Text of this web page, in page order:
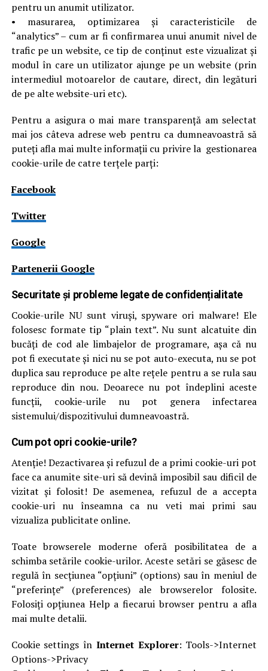
pentru un anumit utilizator.
• masurarea, optimizarea și caracteristicile de
“analytics” – cum ar fi confirmarea unui anumit nivel de
trafic pe un website, ce tip de conținut este vizualizat și
modul în care un utilizator ajunge pe un website (prin
intermediul motoarelor de cautare, direct, din legături
de pe alte website-uri etc).
Pentru a asigura o mai mare transparență am selectat
mai jos câteva adrese web pentru ca dumneavoastră să
puteți afla mai multe informații cu privire la gestionarea
cookie-urile de catre terțele parți:
Facebook
Twitter
Google
Partenerii Google
Securitate și probleme legate de confidențialitate
Cookie-urile NU sunt viruși, spyware ori malware! Ele
folosesc formate tip “plain text”. Nu sunt alcatuite din
bucăți de cod ale limbajelor de programare, așa că nu
pot fi executate și nici nu se pot auto-executa, nu se pot
duplica sau reproduce pe alte rețele pentru a se rula sau
reproduce din nou. Deoarece nu pot îndeplini aceste
funcții, cookie-urile nu pot genera infectarea
sistemului/dispozitivului dumneavoastră.
Cum pot opri cookie-urile?
Atenție! Dezactivarea și refuzul de a primi cookie-uri pot
face ca anumite site-uri să devină imposibil sau dificil de
vizitat și folosit! De asemenea, refuzul de a accepta
cookie-uri nu înseamna ca nu veti mai primi sau
vizualiza publicitate online.
Toate browserele moderne oferă posibilitatea de a
schimba setările cookie-urilor. Aceste setări se găsesc de
regulă în secțiunea “opțiuni” (options) sau în meniul de
“preferințe” (preferences) ale browserelor folosite.
Folosiți opțiunea Help a fiecarui browser pentru a afla
mai multe detalii.
Cookie settings în Internet Explorer: Tools->Internet
Options->Privacy